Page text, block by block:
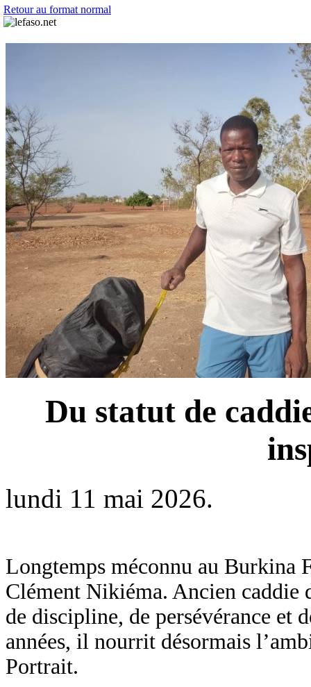
Retour au format normal
Du statut de
lundi 11 mai 2026.
Longtemps méconnu au Burkina
Clément Nikiéma. Ancien caddie
de discipline, de persévérance et
années, il nourrit désormais
Portrait.